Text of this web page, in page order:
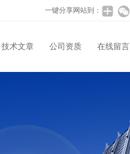
一键分享网站到：
技术文章 公司资质 在线留言